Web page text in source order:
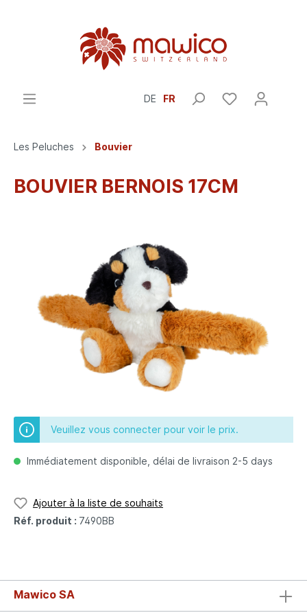
DE FR
Les Peluches Bouvier
BOUVIER BERNOIS 17CM
Veuillez vous connecter pour voir le prix.
Immédiatement disponible, délai de livraison 2-5 days
Ajouter à la liste de souhaits
Réf. produit : 7490BB
Mawico SA